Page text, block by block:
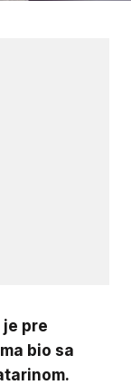
pre
bio sa